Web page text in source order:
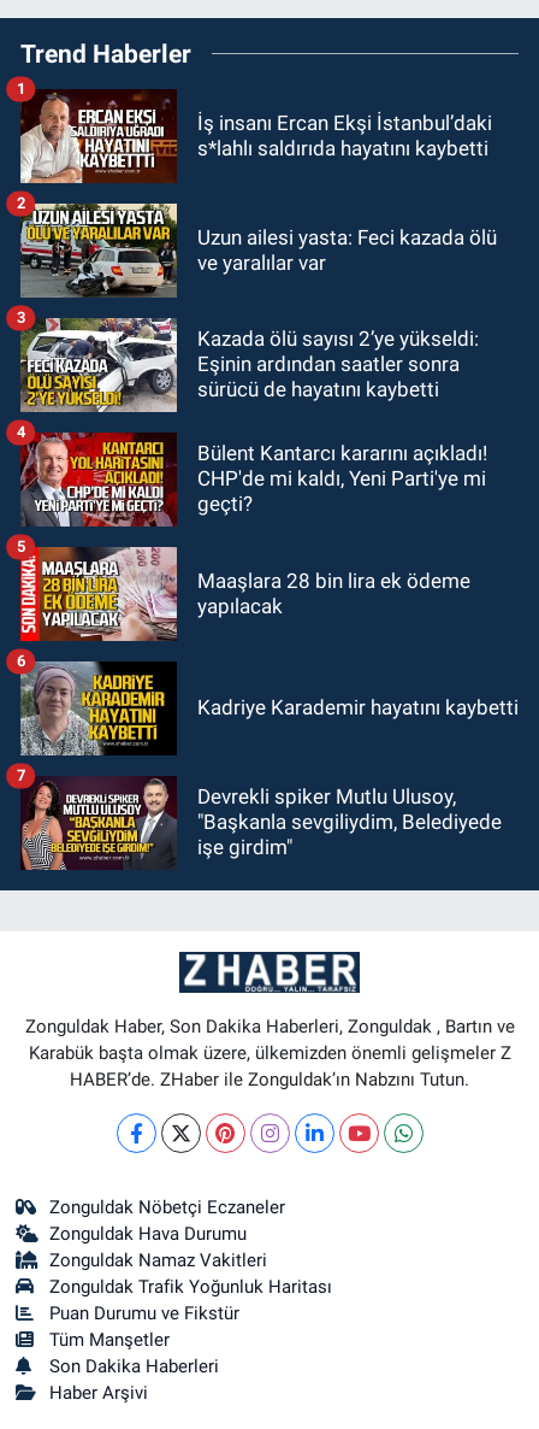
21:50Yoldan çıktı karşı şeride
fırladı: Çok sayıda yaralı var
21:38Ercüment Ünal'dan acık
haber geldi: Ameliyata dayanamadı
21:12Yönetim kulübü önce borç
GÜNDEM
20:56
adam hayatını kaybetti
Trend Haberler
İş insanı Ercan Ekşi İstanbul’daki
s*lahlı saldırıda hayatını kaybetti
1
Uzun ailesi yasta: Feci kazada ölü
ve yaralılar var
2
Kazada ölü sayısı 2’ye yükseldi:
Eşinin ardından saatler sonra
sürücü de hayatını kaybetti
3
Bülent Kantarcı kararını açıkladı!
CHP'de mi kaldı, Yeni Parti'ye mi
geçti?
4
Maaşlara 28 bin lira ek ödeme
yapılacak
5
Kadriye Karademir hayatını kaybetti
6
Devrekli spiker Mutlu Ulusoy,
"Başkanla sevgiliydim, Belediyede
işe girdim"
7
Zonguldak Haber, Son Dakika Haberleri, Zonguldak , Bartın ve
Karabük başta olmak üzere, ülkemizden önemli gelişmeler Z
HABER’de. ZHaber ile Zonguldak’ın Nabzını Tutun.
Zonguldak Nöbetçi Eczaneler
Zonguldak Hava Durumu
Zonguldak Namaz Vakitleri
Zonguldak Trafik Yoğunluk Haritası
Puan Durumu ve Fikstür
Tüm Manşetler
Son Dakika Haberleri
Haber Arşivi